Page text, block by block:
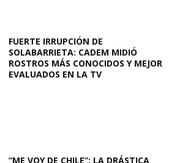
FUERTE IRRUPCIÓN DE
SOLABARRIETA: CADEM MIDIÓ
ROSTROS MÁS CONOCIDOS Y MEJOR
EVALUADOS EN LA TV
“ME VOY DE CHILE”: LA DRÁSTICA